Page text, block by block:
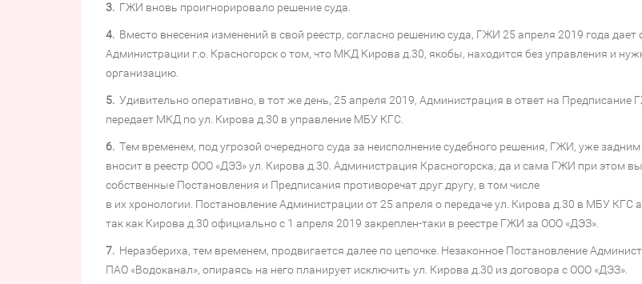
3. ГЖИ вновь проигнорировало решение суда.
4. Вместо внесения изменений в свой реестр, согласно решению суда, ГЖИ 25 апреля 2019 года
Администрации г.о. Красногорск о том, что МКД Кирова д.30, якобы, находится без управления и
организацию.
5. Удивительно оперативно, в тот же день, 25 апреля 2019, Администрация в ответ на
передает МКД по ул. Кирова д.30 в управление МБУ КГС.
6. Тем временем, под угрозой очередного суда за неисполнение судебного решения, ГЖИ, уже
вносит в реестр ООО «ДЭЗ» ул. Кирова д.30. Администрация Красногорска, да и сама ГЖИ при этом
собственные Постановления и Предписания противоречат друг другу, в том числе
в их хронологии. Постановление Администрации от 25 апреля о передаче ул. Кирова д.30 в МБУ КГС
так как Кирова д.30 официально с 1 апреля 2019 закреплен-таки в реестре ГЖИ за ООО «ДЭЗ».
7. Неразбериха, тем временем, продвигается далее по цепочке. Незаконное Постановление
ПАО «Водоканал», опираясь на него планирует исключить ул. Кирова д.30 из договора с ООО «ДЭЗ».